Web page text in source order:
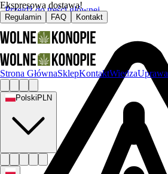
Przejdź do treści głównej
Ekspresowa dostawa!
Regulamin FAQ Kontakt
Strona GłównaSklepKontaktWiedzaUprawa
Polski PLN